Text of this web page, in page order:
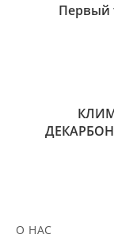
Первый
О НАС